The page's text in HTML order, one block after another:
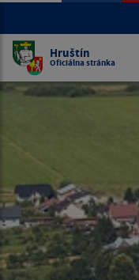
Hruštín
Oficiálna stránka